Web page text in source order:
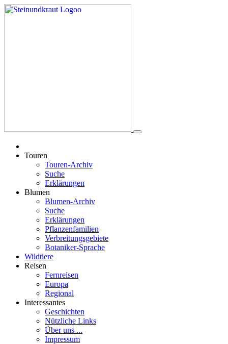
Touren
Touren-Archiv
Suche
Erklärungen
Blumen
Blumen-Archiv
Suche
Erklärungen
Pflanzenfamilien
Verbreitungsgebiete
Botaniker-Sprache
Wildtiere
Reisen
Fernreisen
Europa
Regional
Interessantes
Geschichten
Nützliche Links
Über uns ...
Impressum